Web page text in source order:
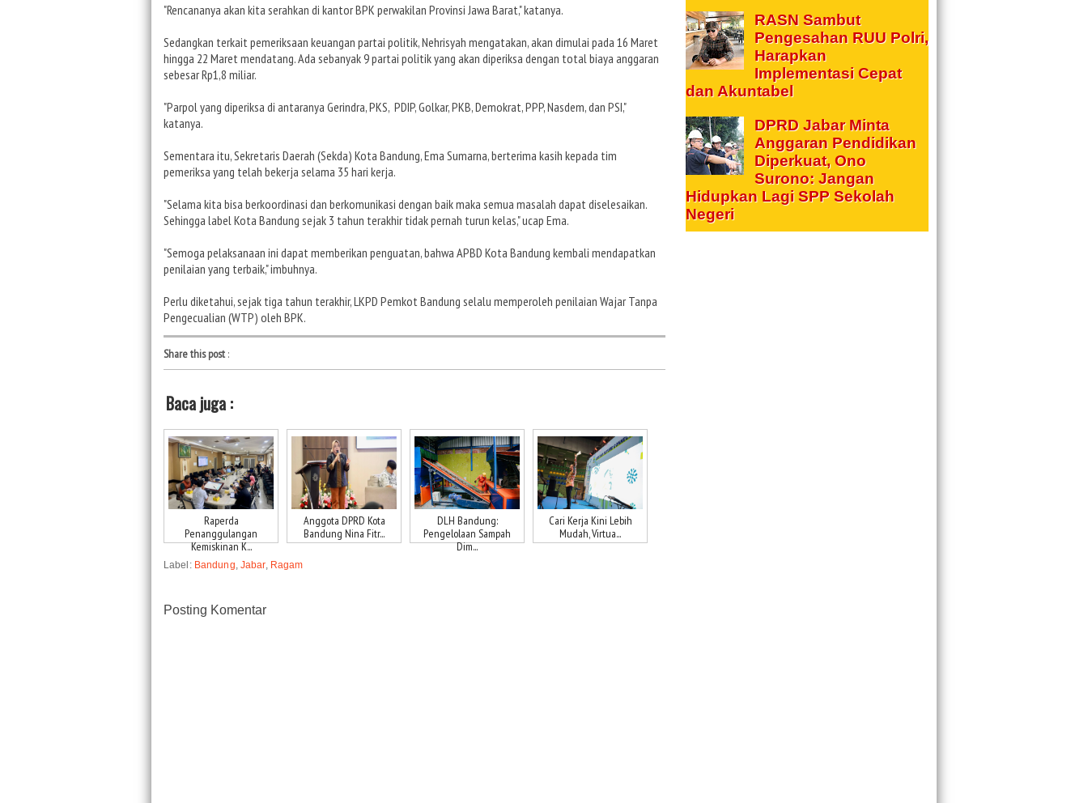
"Rencananya akan kita serahkan di kantor BPK perwakilan Provinsi Jawa Barat," katanya.
Sedangkan terkait pemeriksaan keuangan partai politik, Nehrisyah mengatakan, akan dimulai pada 16 Maret
hingga 22 Maret mendatang. Ada sebanyak 9 partai politik yang akan diperiksa dengan total biaya anggaran
sebesar Rp1,8 miliar.
"Parpol yang diperiksa di antaranya Gerindra, PKS, PDIP, Golkar, PKB, Demokrat, PPP, Nasdem, dan PSI,"
katanya.
Sementara itu, Sekretaris Daerah (Sekda) Kota Bandung, Ema Sumarna, berterima kasih kepada tim
pemeriksa yang telah bekerja selama 35 hari kerja.
"Selama kita bisa berkoordinasi dan berkomunikasi dengan baik maka semua masalah dapat diselesaikan.
Sehingga label Kota Bandung sejak 3 tahun terakhir tidak pernah turun kelas," ucap Ema.
"Semoga pelaksanaan ini dapat memberikan penguatan, bahwa APBD Kota Bandung kembali mendapatkan
penilaian yang terbaik," imbuhnya.
Perlu diketahui, sejak tiga tahun terakhir, LKPD Pemkot Bandung selalu memperoleh penilaian Wajar Tanpa
Pengecualian (WTP) oleh BPK.
Share this post:
Baca juga :
Raperda
Penanggulangan
Kemiskinan K...
Anggota DPRD Kota
Bandung Nina Fitr...
DLH Bandung:
Pengelolaan Sampah
Dim...
Cari Kerja Kini Lebih
Mudah, Virtua...
Label: Bandung Jabar, Ragam
Posting Komentar
RASN Sambut
Pengesahan RUU Polri,
Harapkan
Implementasi Cepat
dan Akuntabel
DPRD Jabar Minta
Anggaran Pendidikan
Diperkuat, Ono
Surono: Jangan
Hidupkan Lagi SPP Sekolah
Negeri